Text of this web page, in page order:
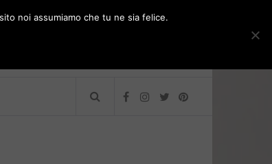
noi assumiamo che tu ne sia felice.